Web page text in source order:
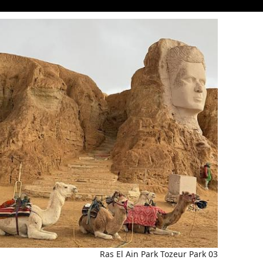
Ras El Ain Park Tozeur Park 03